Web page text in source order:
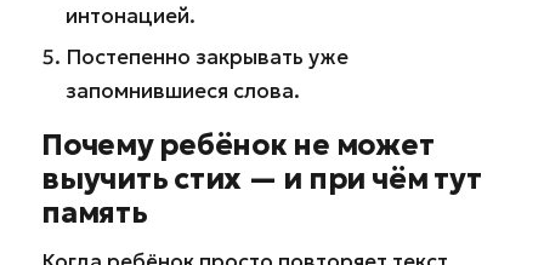
интонацией.
Постепенно закрывать уже
запомнившиеся слова.
Почему ребёнок не может
выучить стих — и при чём тут
память